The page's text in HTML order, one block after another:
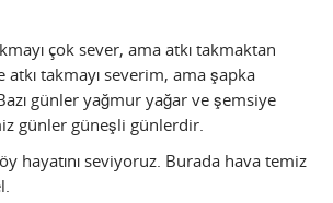
çok sever, ama atkı takmaktan
atkı takmayı severim, ama şapka
günler yağmur yağar ve şemsiye
günler güneşli günlerdir.
hayatını seviyoruz. Burada hava temiz